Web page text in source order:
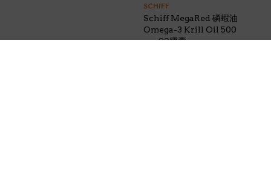
SCHIFF
Schiff MegaRed 磷蝦油
Omega-3 Krill Oil 500
mg 90膠囊